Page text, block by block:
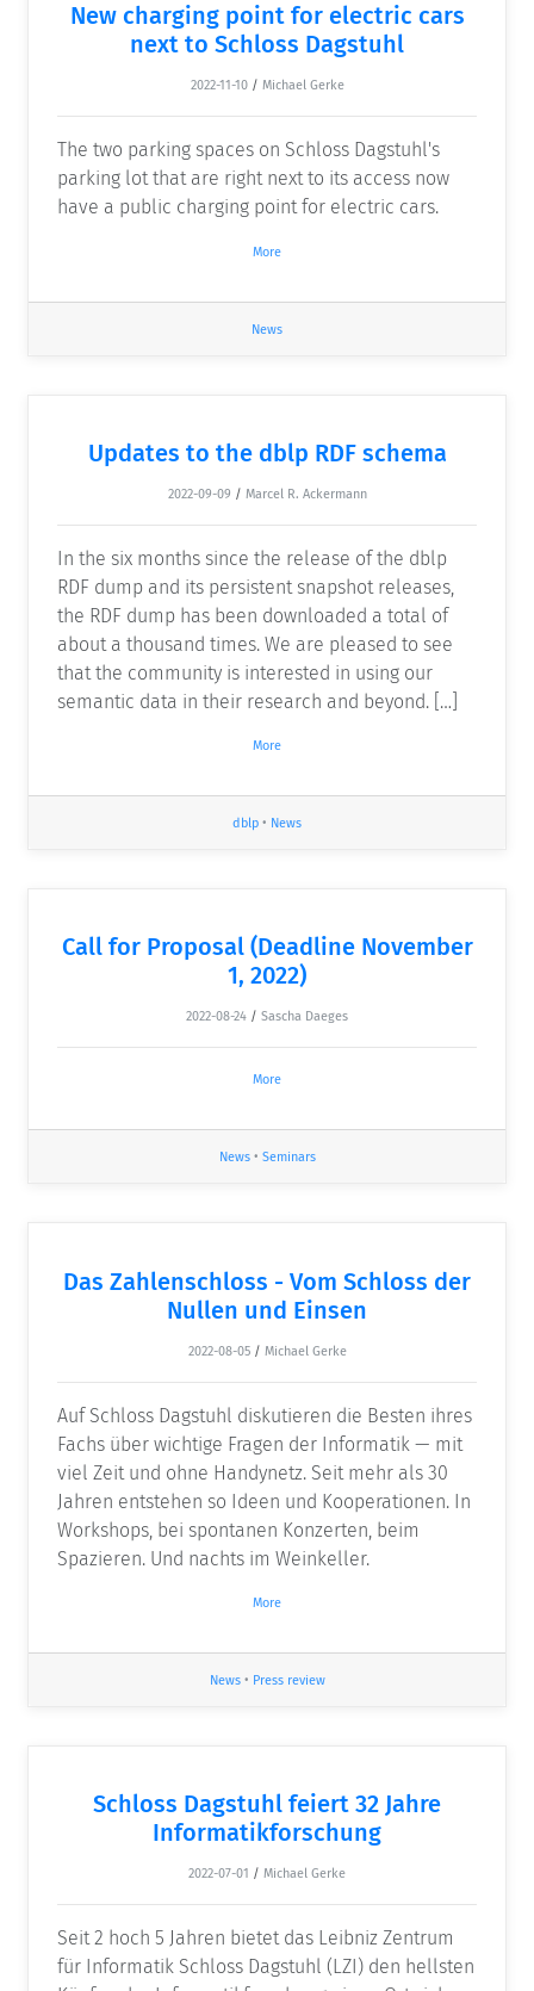
New charging point for electric cars
next to Schloss Dagstuhl
2022-11-10 / Michael Gerke
The two parking spaces on Schloss Dagstuhl's
parking lot that are right next to its access now
have a public charging point for electric cars.
More
News
Updates to the dblp RDF schema
2022-09-09 / Marcel R. Ackermann
In the six months since the release of the dblp
RDF dump and its persistent snapshot releases,
the RDF dump has been downloaded a total of
about a thousand times. We are pleased to see
that the community is interested in using our
semantic data in their research and beyond. […]
More
dblp • News
Call for Proposal (Deadline November
1, 2022)
2022-08-24 / Sascha Daeges
More
News• Seminars
Das Zahlenschloss - Vom Schloss der
Nullen und Einsen
2022-08-05 / Michael Gerke
Auf Schloss Dagstuhl diskutieren die Besten ihres
Fachs über wichtige Fragen der Informatik — mit
viel Zeit und ohne Handynetz. Seit mehr als 30
Jahren entstehen so Ideen und Kooperationen. In
Workshops, bei spontanen Konzerten, beim
Spazieren. Und nachts im Weinkeller.
More
News• Press review
Schloss Dagstuhl feiert 32 Jahre
Informatikforschung
2022-07-01 / Michael Gerke
Seit 2 hoch 5 Jahren bietet das Leibniz Zentrum
für Informatik Schloss Dagstuhl (LZI) den hellsten